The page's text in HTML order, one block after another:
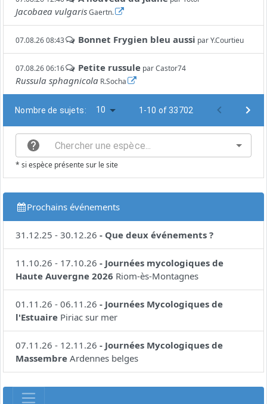
Jacobaea vulgarisGaertn.
07.08.26 08:43 Bonnet Frygien bleu aussi parY.Courtieu
07.08.26 06:16 Petite russule parCastor74
Russula sphagnicola R.Socha
Nombre de sujets: 10 1-10 of 33702
* si espèce présente sur le site
Prochains événements
31.12.25 - 30.12.26 - Que deux événements ?
11.10.26 - 17.10.26 - Journées mycologiques de
Haute Auvergne 2026 Riom-ès-Montagnes
01.11.26 - 06.11.26 - Journées Mycologiques de
l'Estuaire Piriac sur mer
07.11.26 - 12.11.26 - Journées Mycologiques de
Massembre Ardennes belges